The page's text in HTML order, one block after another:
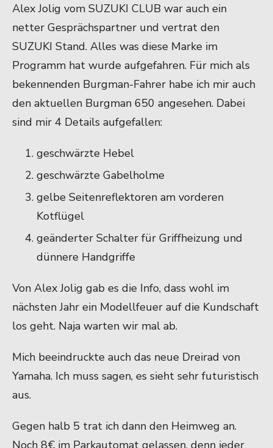
Alex Jolig vom SUZUKI CLUB war auch ein
netter Gesprächspartner und vertrat den
SUZUKI Stand. Alles was diese Marke im
Programm hat wurde aufgefahren. Für mich als
bekennenden Burgman-Fahrer habe ich mir auch
den aktuellen Burgman 650 angesehen. Dabei
sind mir 4 Details aufgefallen:
geschwärzte Hebel
geschwärzte Gabelholme
gelbe Seitenreflektoren am vorderen
Kotflügel
geänderter Schalter für Griffheizung und
dünnere Handgriffe
Von Alex Jolig gab es die Info, dass wohl im
nächsten Jahr ein Modellfeuer auf die Kundschaft
los geht. Naja warten wir mal ab.
Mich beeindruckte auch das neue Dreirad von
Yamaha. Ich muss sagen, es sieht sehr futuristisch
aus.
Gegen halb 5 trat ich dann den Heimweg an.
Noch 8€ im Parkautomat gelassen, denn jeder